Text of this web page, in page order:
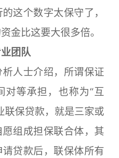
这个数字太保守了，
金比这要大很多倍。
团队
析人士介绍，所谓保证
对等承担，也称为“互
联保贷款，就是三家或
组成担保联合体，其
贷款后，联保体所有